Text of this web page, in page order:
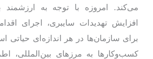
می‌کند. امروزه با توجه به ارزشمند
برای سازمان‌ها در هر اندازه‌ای
کسب‌وکارها به مرز‌های بین‌المللی،